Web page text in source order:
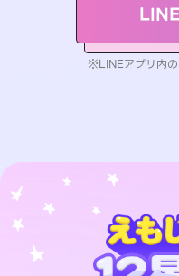
※LINEアプリ内の